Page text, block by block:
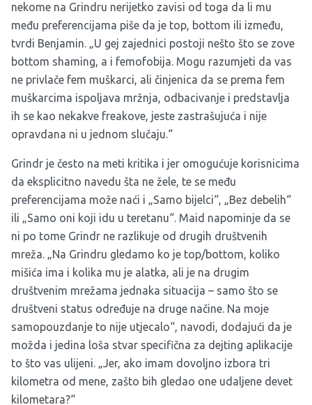
nekome na Grindru nerijetko zavisi od toga da li mu
među preferencijama piše da je top, bottom ili između,
tvrdi Benjamin. „U gej zajednici postoji nešto što se zove
bottom shaming, a i femofobija. Mogu razumjeti da vas
ne privlače fem muškarci, ali činjenica da se prema fem
muškarcima ispoljava mržnja, odbacivanje i predstavlja
ih se kao nekakve freakove, jeste zastrašujuća i nije
opravdana ni u jednom slučaju.“
Grindr je često na meti kritika i jer omogućuje korisnicima
da eksplicitno navedu šta ne žele, te se među
preferencijama može naći i „Samo bijelci“, „Bez debelih“
ili „Samo oni koji idu u teretanu“. Maid napominje da se
ni po tome Grindr ne razlikuje od drugih društvenih
mreža. „Na Grindru gledamo ko je top/bottom, koliko
mišića ima i kolika mu je alatka, ali je na drugim
društvenim mrežama jednaka situacija – samo što se
društveni status određuje na druge načine. Na moje
samopouzdanje to nije utjecalo“, navodi, dodajući da je
možda i jedina loša stvar specifična za dejting aplikacije
to što vas ulijeni. „Jer, ako imam dovoljno izbora tri
kilometra od mene, zašto bih gledao one udaljene devet
kilometara?“